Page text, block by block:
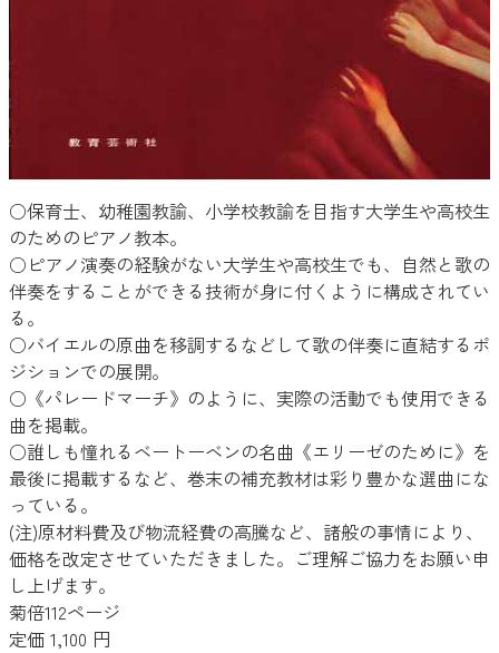
○保育士、幼稚園教諭、小学校教諭を目指す大学生や高校生
のためのピアノ教本。
○ピアノ演奏の経験がない大学生や高校生でも、自然と歌の
伴奏をすることができる技術が身に付くように構成されてい
る。
○バイエルの原曲を移調するなどして歌の伴奏に直結するポ
ジションでの展開。
○《パレードマーチ》のように、実際の活動でも使用できる
曲を掲載。
○誰しも憧れるベートーベンの名曲《エリーゼのために》を
最後に掲載するなど、巻末の補充教材は彩り豊かな選曲にな
っている。
(注)原材料費及び物流経費の高騰など、諸般の事情により、
価格を改定させていただきました。ご理解ご協力をお願い申
し上げます。
菊倍112ページ
定価 1,100 円